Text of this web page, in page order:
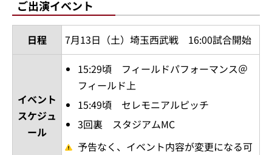
ご出演イベント
日程 7月13日（土）埼玉西武戦 16:00試合開始
イベント
スケジュ
ール
15:29頃 フィールドパフォーマンス＠
フィールド上
15:49頃 セレモニアルピッチ
3回裏 スタジアムMC
予告なく、イベント内容が変更になる可